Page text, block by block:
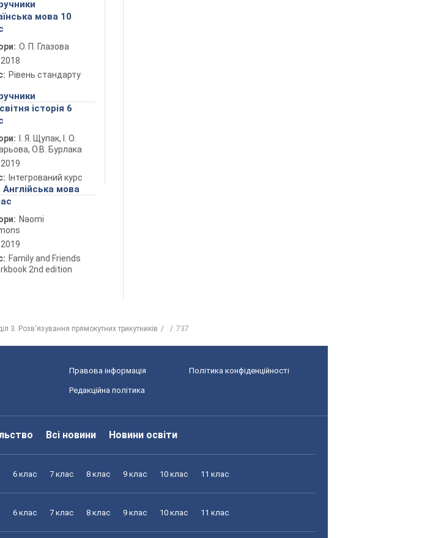
мова 10
О. П. Глазова
2018
Рівень стандарту
історія 6
І. Я. Щупак, І. О.
О.В. Бурлака
2019
Інтегрований курс
мова
Naomi
2019
Family and Friends
2nd edition
3. Розв'язування прямокутних трикутників 737
Правова інформація Політика конфіденційності
Редакційна політика
Всі новини Новини освіти
6 клас 7 клас 8 клас 9 клас 10 клас 11 клас
6 клас 7 клас 8 клас 9 клас 10 клас 11 клас